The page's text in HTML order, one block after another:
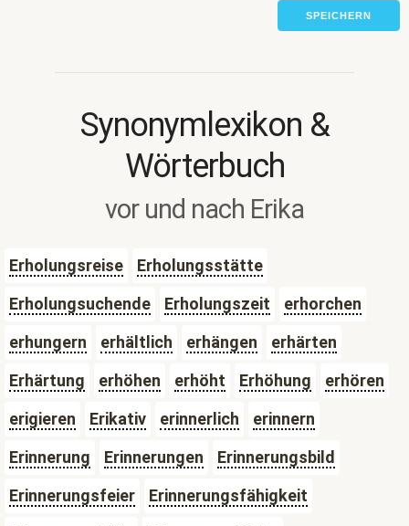
SPEICHERN
Synonymlexikon &
Wörterbuch
vor und nach Erika
Erholungsreise
Erholungsstätte
Erholungsuchende
Erholungszeit
erhorchen
erhungern
erhältlich erhängen
erhärten
Erhärtung
erhöhen erhöht Erhöhung
erhören
erigieren
Erikativ erinnerlich
erinnern
Erinnerung
Erinnerungen
Erinnerungsbild
Erinnerungsfeier
Erinnerungsfähigkeit